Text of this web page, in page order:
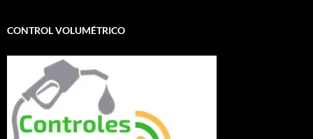
CONTROL VOLUMÉTRICO